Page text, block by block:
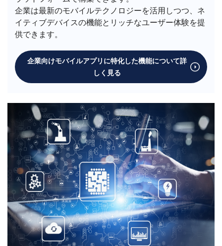
企業は最新のモバイルテクノロジーを活用しつつ、ネ
イティブデバイスの機能とリッチなユーザー体験を提
供できます。
企業向けモバイルアプリに特化した機能について詳
しく見る